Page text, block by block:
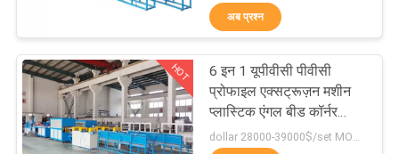
कारखाना
भ्रमण
पीवीसी प्रोफ़ाइल बाहर
निकालना मशीन
26
अब प्रश्न
HOT
6 इन 1 यूपीवीसी पीवीसी
प्रोफाइल एक्सट्रूज़न मशीन
प्लास्टिक एंगल बीड कॉर्नर
प्रोफाइल: